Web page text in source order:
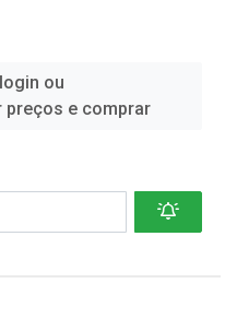
ou
preços e comprar